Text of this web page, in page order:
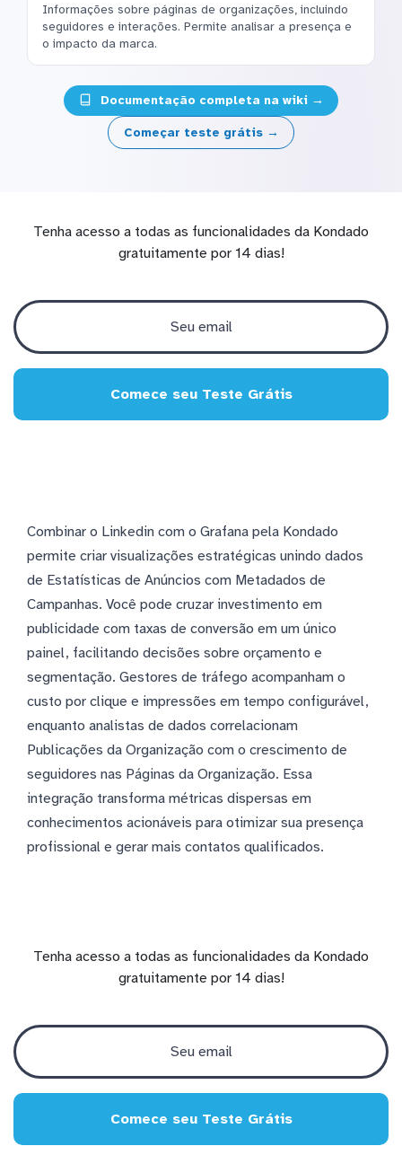
Informações sobre páginas de organizações, incluindo
seguidores e interações. Permite analisar a presença e
o impacto da marca.
Documentação completa na wiki →
Começar teste grátis →
Tenha acesso a todas as funcionalidades da Kondado
gratuitamente por 14 dias!
Comece seu Teste Grátis
Combinar o Linkedin com o Grafana pela Kondado
permite criar visualizações estratégicas unindo dados
de Estatísticas de Anúncios com Metadados de
Campanhas. Você pode cruzar investimento em
publicidade com taxas de conversão em um único
painel, facilitando decisões sobre orçamento e
segmentação. Gestores de tráfego acompanham o
custo por clique e impressões em tempo configurável,
enquanto analistas de dados correlacionam
Publicações da Organização com o crescimento de
seguidores nas Páginas da Organização. Essa
integração transforma métricas dispersas em
conhecimentos acionáveis para otimizar sua presença
profissional e gerar mais contatos qualificados.
Tenha acesso a todas as funcionalidades da Kondado
gratuitamente por 14 dias!
Comece seu Teste Grátis